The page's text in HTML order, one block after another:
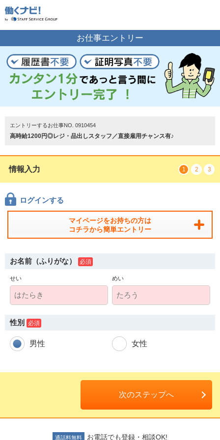
お仕事エントリー
エントリーするお仕事NO. 0910454
高時給1200円◎レジ・品出しスタッフ／直接雇用チャンス有♪
情報入力
ログインする
マイページをお持ちの方は
コチラから簡単エントリー
お名前（ふりがな）
せい めい
性別
男性 女性
次のステップへ
1 2 3
通話料無料 お電話でも登録・相談OK!
お仕事の案内をご希望の方はこちら
エントリーする
トップページ
人材派遣のしくみ・メリット
お仕事の種類
仕事情報配信メール登録
よくあるご質問